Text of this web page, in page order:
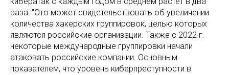
раза: "Это может свидетельствовать об увеличении
количества хакерских группировок, целью которых
являются российские организации. Также с 2022 г.
некоторые международные группировки начали
атаковать российские компании. Основным
показателем, что уровень киберпреступности в